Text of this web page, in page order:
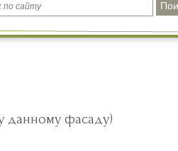
данному фасаду)